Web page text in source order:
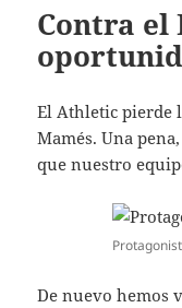
Contra el
El Athletic pierde
Mamés. Una
que nuestro
De nuevo hemos